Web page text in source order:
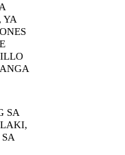
YA
SA